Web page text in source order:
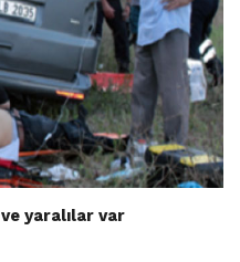
yaralılar var